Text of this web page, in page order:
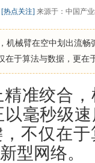
[热点关注] 来源于：中国产
机械臂在空中划出流
于算法与数据，更在
准绞合
以毫秒级
不仅在
型网络。